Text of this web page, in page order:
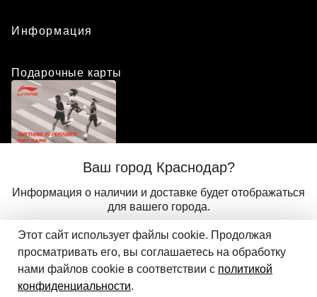
Ваш город Краснодар?
Информация о наличии и доставке будет отображаться
для вашего города.
Добавить в корзину
Информация
Подарочные карты
Положение о программе лояльности
© 2024 ООО «АДМИКС СПОРТ», официальный дистрибьютор
Li-Ning в России
Этот сайт использует файлы cookie. Продолжая
просматривать его, вы соглашаетесь на обработку
нами файлов cookie в соответствии с политикой
конфиденциальности.